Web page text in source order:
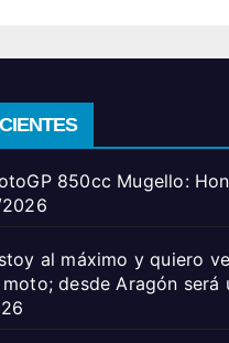
850cc Mugello:
al máximo y quiero
desde Aragón será